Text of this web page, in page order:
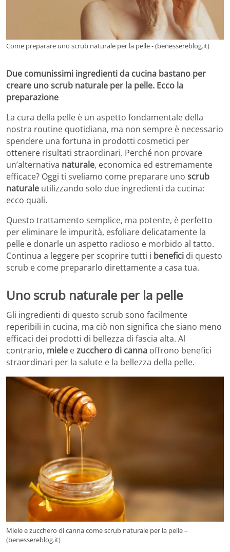
Come preparare uno scrub naturale per la pelle - (benessereblog.it)
Due comunissimi ingredienti da cucina bastano per
creare uno scrub naturale per la pelle. Ecco la
preparazione
La cura della pelle è un aspetto fondamentale della
nostra routine quotidiana, ma non sempre è necessario
spendere una fortuna in prodotti cosmetici per
ottenere risultati straordinari. Perché non provare
un’alternativa naturale, economica ed estremamente
efficace? Oggi ti sveliamo come preparare uno scrub
naturale utilizzando solo due ingredienti da cucina:
ecco quali.
Questo trattamento semplice, ma potente, è perfetto
per eliminare le impurità, esfoliare delicatamente la
pelle e donarle un aspetto radioso e morbido al tatto.
Continua a leggere per scoprire tutti i benefici di questo
scrub e come prepararlo direttamente a casa tua.
Uno scrub naturale per la pelle
Gli ingredienti di questo scrub sono facilmente
reperibili in cucina, ma ciò non significa che siano meno
efficaci dei prodotti di bellezza di fascia alta. Al
contrario, miele ezucchero di canna offrono benefici
straordinari per la salute e la bellezza della pelle.
Miele e zucchero di canna come scrub naturale per la pelle –
(benessereblog.it)